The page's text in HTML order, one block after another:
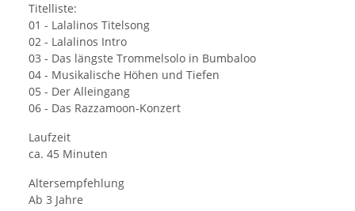
Titelliste:
01 - Lalalinos Titelsong
02 - Lalalinos Intro
03 - Das längste Trommelsolo in Bumbaloo
04 - Musikalische Höhen und Tiefen
05 - Der Alleingang
06 - Das Razzamoon-Konzert
Laufzeit
ca. 45 Minuten
Altersempfehlung
Ab 3 Jahre